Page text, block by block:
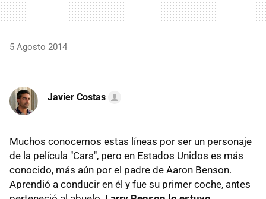
5 Agosto 2014
Javier Costas
Muchos conocemos estas líneas por ser un personaje
de la película "Cars", pero en Estados Unidos es más
conocido, más aún por el padre de Aaron Benson.
Aprendió a conducir en él y fue su primer coche, antes